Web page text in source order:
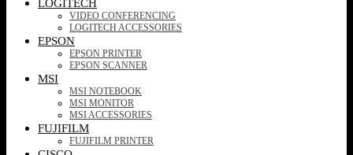
LOGITECH
VIDEO CONFERENCING
LOGITECH ACCESSORIES
EPSON
EPSON PRINTER
EPSON SCANNER
MSI
MSI NOTEBOOK
MSI MONITOR
MSI ACCESSORIES
FUJIFILM
FUJIFILM PRINTER